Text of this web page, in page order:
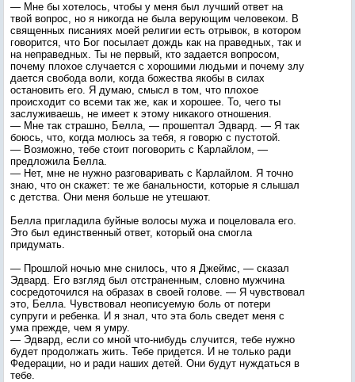
— Мне бы хотелось, чтобы у меня был лучший ответ на
твой вопрос, но я никогда не была верующим человеком. В
священных писаниях моей религии есть отрывок, в котором
говорится, что Бог посылает дождь как на праведных, так и
на неправедных. Ты не первый, кто задается вопросом,
почему плохое случается с хорошими людьми и почему злу
дается свобода воли, когда божества якобы в силах
остановить его. Я думаю, смысл в том, что плохое
происходит со всеми так же, как и хорошее. То, чего ты
заслуживаешь, не имеет к этому никакого отношения.
— Мне так страшно, Белла, — прошептал Эдвард. — Я так
боюсь, что, когда молюсь за тебя, я говорю с пустотой.
— Возможно, тебе стоит поговорить с Карлайлом, —
предложила Белла.
— Нет, мне не нужно разговаривать с Карлайлом. Я точно
знаю, что он скажет: те же банальности, которые я слышал
с детства. Они меня больше не утешают.
Белла пригладила буйные волосы мужа и поцеловала его.
Это был единственный ответ, который она смогла
придумать.
— Прошлой ночью мне снилось, что я Джеймс, — сказал
Эдвард. Его взгляд был отстраненным, словно мужчина
сосредоточился на образах в своей голове. — Я чувствовал
это, Белла. Чувствовал неописуемую боль от потери
супруги и ребенка. И я знал, что эта боль сведет меня с
ума прежде, чем я умру.
— Эдвард, если со мной что-нибудь случится, тебе нужно
будет продолжать жить. Тебе придется. И не только ради
Федерации, но и ради наших детей. Они будут нуждаться в
тебе.